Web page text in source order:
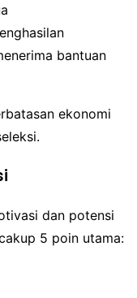
bantuan
ekonomi
dan potensi
5 poin utama: